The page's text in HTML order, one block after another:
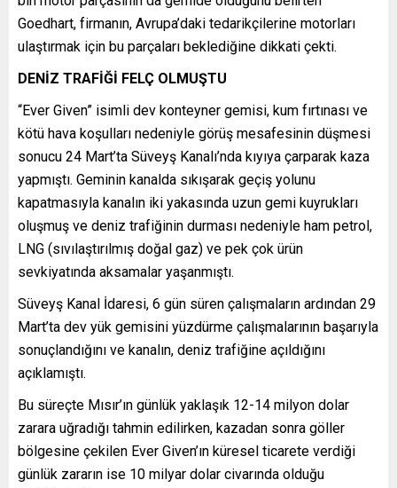
Goedhart, firmanın, Avrupa’daki tedarikçilerine motorları
ulaştırmak için bu parçaları beklediğine dikkati çekti.
DENİZ TRAFİĞİ FELÇ OLMUŞTU
“Ever Given” isimli dev konteyner gemisi, kum fırtınası ve
kötü hava koşulları nedeniyle görüş mesafesinin düşmesi
sonucu 24 Mart’ta Süveyş Kanalı’nda kıyıya çarparak kaza
yapmıştı. Geminin kanalda sıkışarak geçiş yolunu
kapatmasıyla kanalın iki yakasında uzun gemi kuyrukları
oluşmuş ve deniz trafiğinin durması nedeniyle ham petrol,
LNG (sıvılaştırılmış doğal gaz) ve pek çok ürün
sevkiyatında aksamalar yaşanmıştı.
Süveyş Kanal İdaresi, 6 gün süren çalışmaların ardından 29
Mart’ta dev yük gemisini yüzdürme çalışmalarının başarıyla
sonuçlandığını ve kanalın, deniz trafiğine açıldığını
açıklamıştı.
Bu süreçte Mısır’ın günlük yaklaşık 12-14 milyon dolar
zarara uğradığı tahmin edilirken, kazadan sonra göller
bölgesine çekilen Ever Given’ın küresel ticarete verdiği
günlük zararın ise 10 milyar dolar civarında olduğu